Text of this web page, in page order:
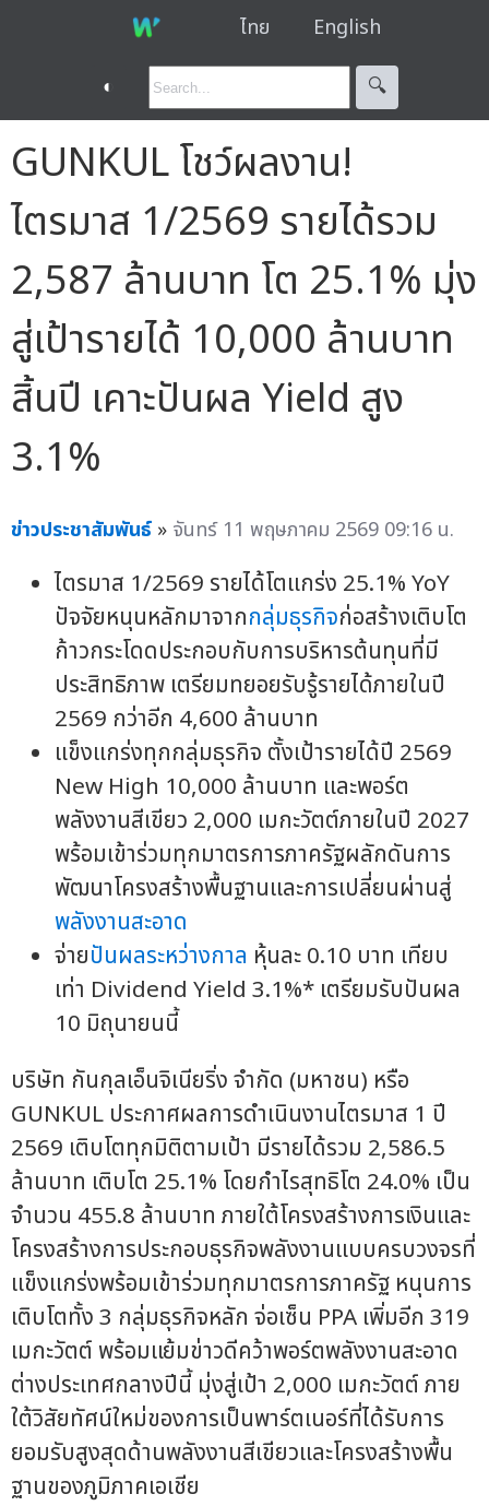
ไทย English
◐ 🔍︎
GUNKUL โชว์ผลงาน!
ไตรมาส 1/2569 รายได้รวม
2,587 ล้านบาท โต 25.1% มุ่ง
สู่เป้ารายได้ 10,000 ล้านบาท
สิ้นปี เคาะปันผล Yield สูง
3.1%
ข่าวประชาสัมพันธ์ » จันทร์ 11 พฤษภาคม 2569 09:16 น.
ไตรมาส 1/2569 รายได้โตแกร่ง 25.1% YoY
ปัจจัยหนุนหลักมาจากกลุ่มธุรกิจก่อสร้างเติบโต
ก้าวกระโดดประกอบกับการบริหารต้นทุนที่มี
ประสิทธิภาพ เตรียมทยอยรับรู้รายได้ภายในปี
2569 กว่าอีก 4,600 ล้านบาท
แข็งแกร่งทุกกลุ่มธุรกิจ ตั้งเป้ารายได้ปี 2569
New High 10,000 ล้านบาท และพอร์ต
พลังงานสีเขียว 2,000 เมกะวัตต์ภายในปี 2027
พร้อมเข้าร่วมทุกมาตรการภาครัฐผลักดันการ
พัฒนาโครงสร้างพื้นฐานและการเปลี่ยนผ่านสู่
พลังงานสะอาด
จ่ายปันผลระหว่างกาล หุ้นละ 0.10 บาท เทียบ
เท่า Dividend Yield 3.1%* เตรียมรับปันผล
10 มิถุนายนนี้
บริษัท กันกุลเอ็นจิเนียริ่ง จำกัด (มหาชน) หรือ
GUNKUL ประกาศผลการดำเนินงานไตรมาส 1 ปี
2569 เติบโตทุกมิติตามเป้า มีรายได้รวม 2,586.5
ล้านบาท เติบโต 25.1% โดยกำไรสุทธิโต 24.0% เป็น
จำนวน 455.8 ล้านบาท ภายใต้โครงสร้างการเงินและ
โครงสร้างการประกอบธุรกิจพลังงานแบบครบวงจรที่
แข็งแกร่งพร้อมเข้าร่วมทุกมาตรการภาครัฐ หนุนการ
เติบโตทั้ง 3 กลุ่มธุรกิจหลัก จ่อเซ็น PPA เพิ่มอีก 319
เมกะวัตต์ พร้อมแย้มข่าวดีคว้าพอร์ตพลังงานสะอาด
ต่างประเทศกลางปีนี้ มุ่งสู่เป้า 2,000 เมกะวัตต์ ภาย
ใต้วิสัยทัศน์ใหม่ของการเป็นพาร์ตเนอร์ที่ได้รับการ
ยอมรับสูงสุดด้านพลังงานสีเขียวและโครงสร้างพื้น
ฐานของภูมิภาคเอเชีย